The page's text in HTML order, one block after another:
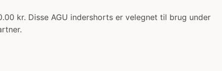
kr. Disse AGU indershorts er velegnet til brug under